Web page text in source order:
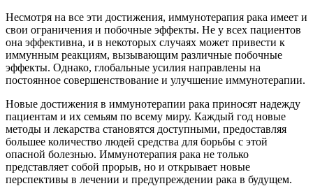
Несмотря на все эти достижения, иммунотерапия рака имеет и
свои ограничения и побочные эффекты. Не у всех пациентов
она эффективна, и в некоторых случаях может привести к
иммунным реакциям, вызывающим различные побочные
эффекты. Однако, глобальные усилия направлены на
постоянное совершенствование и улучшение иммунотерапии.
Новые достижения в иммунотерапии рака приносят надежду
пациентам и их семьям по всему миру. Каждый год новые
методы и лекарства становятся доступными, предоставляя
большее количество людей средства для борьбы с этой
опасной болезнью. Иммунотерапия рака не только
представляет собой прорыв, но и открывает новые
перспективы в лечении и предупреждении рака в будущем.